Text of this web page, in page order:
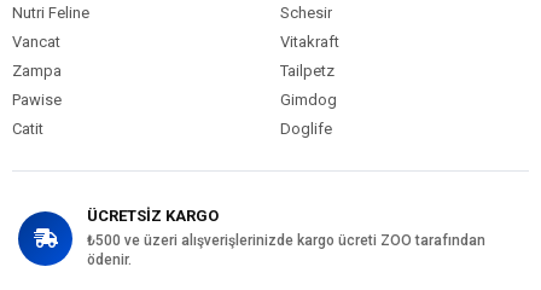
Nutri Feline
Schesir
Vancat
Vitakraft
Zampa
Tailpetz
Pawise
Gimdog
Catit
Doglife
ÜCRETSİZ KARGO
₺500 ve üzeri alışverişlerinizde kargo ücreti ZOO tarafından
ödenir.